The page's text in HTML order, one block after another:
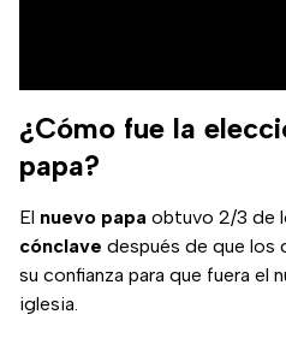
¿Cómo fue la
papa?
El nuevo papa obtuvo 2/3 de
cónclave después de que los
su confianza para que fuera el
iglesia.